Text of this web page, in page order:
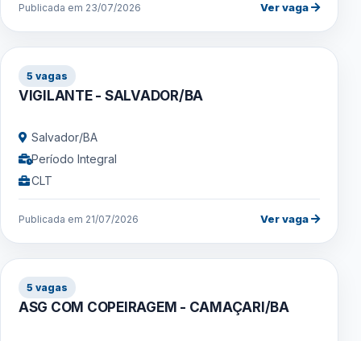
Publicada em 23/07/2026 Ver vaga
5 vagas
VIGILANTE - SALVADOR/BA
Salvador/BA
Período Integral
CLT
Publicada em 21/07/2026 Ver vaga
5 vagas
ASG COM COPEIRAGEM - CAMAÇARI/BA